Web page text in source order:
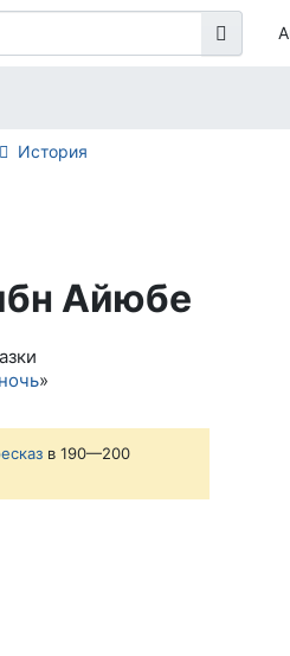
История
Айюбе
»
в 190—200